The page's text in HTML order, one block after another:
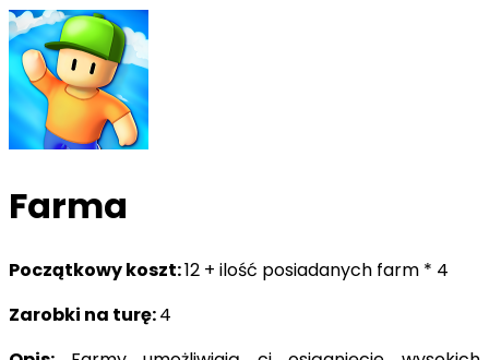
Farma
Początkowy koszt:12 + ilość posiadanych farm * 4
Zarobki na turę:4